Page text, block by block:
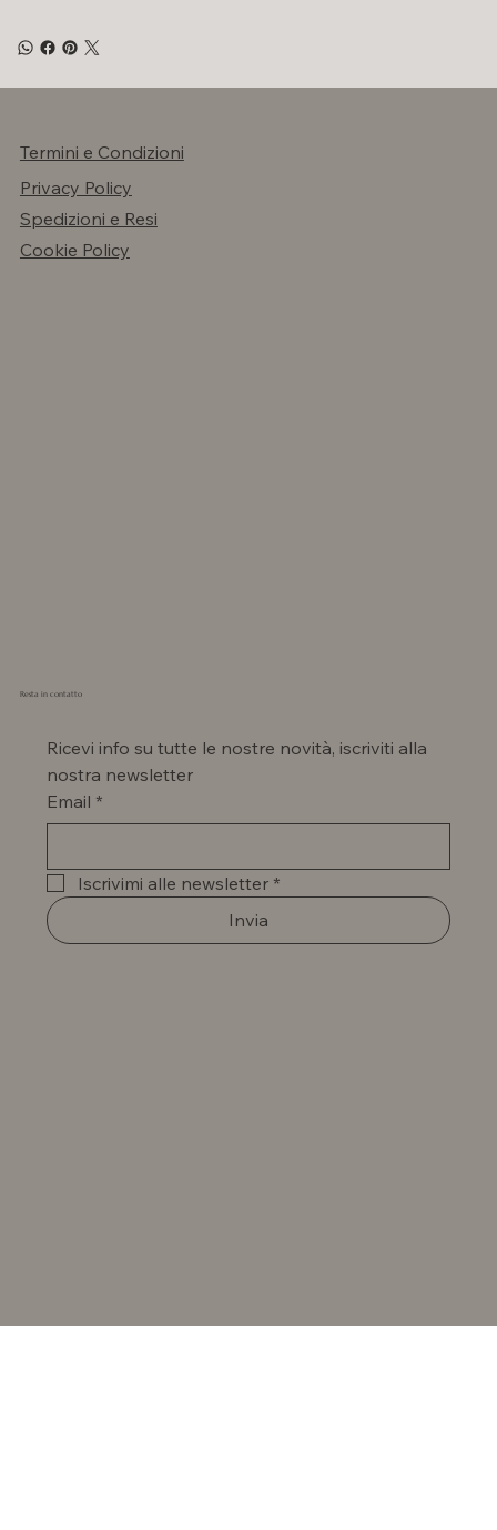
Termini e Condizioni
Privacy Policy
Spedizioni e Resi
Cookie Policy
Resta in contatto
Ricevi info su tutte le nostre novità, iscriviti alla
nostra newsletter
Email *
Iscrivimi alle newsletter *
Invia